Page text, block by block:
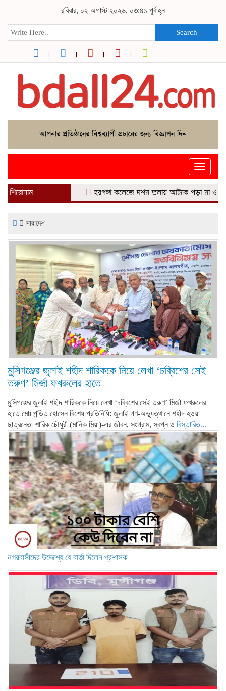
রবিবার, ০২ অগাস্ট ২০২৬, ০৩:৪১ পূর্বাহ্ন
Search
Toggle
শিরোনাম হরগঙ্গা কলেজে দশম তলায় আটকে পড়া মা ও শিশুকে উদ্ধার
সারাদেশ
মুন্সিগঞ্জের জুলাই শহীদ শারিককে নিয়ে লেখা ‘চব্বিশের সেই
তরুণ’ মির্জা ফখরুলের হাতে
মুন্সিগঞ্জের জুলাই শহীদ শারিককে নিয়ে লেখা ‘চব্বিশের সেই তরুণ’ মির্জা ফখরুলের
হাতে মোঃ পন্ডিত হোসেন বিশেষ প্রতিনিধি: জুলাই গণ-অভ্যুত্থানে শহীদ হওয়া
ছাত্রনেতা শারিক চৌধুরী (মানিক মিয়া)-এর জীবন, সংগ্রাম, স্বপ্ন ও বিস্তারিত...
নগরবাসীদের উদ্দেশ্যে যে বার্তা দিলেন প্রশাসক